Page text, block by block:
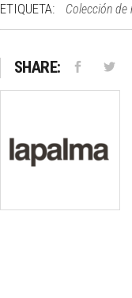
ETIQUETA: Colección de
SHARE: